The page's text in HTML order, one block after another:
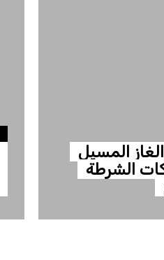
المسيل
الشرطة